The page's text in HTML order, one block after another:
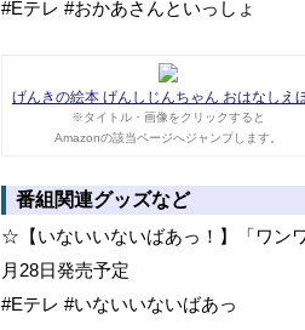
#Eテレ #おかあさんといっしょ
げんきの絵本 げんしじんちゃん おはなしえ
※タイトル・画像をクリックすると
Amazonの該当ページへジャンプします。
番組関連グッズなど
☆【いないいないばあっ！】「ワン
月28日発売予定
#Eテレ #いないいないばあっ